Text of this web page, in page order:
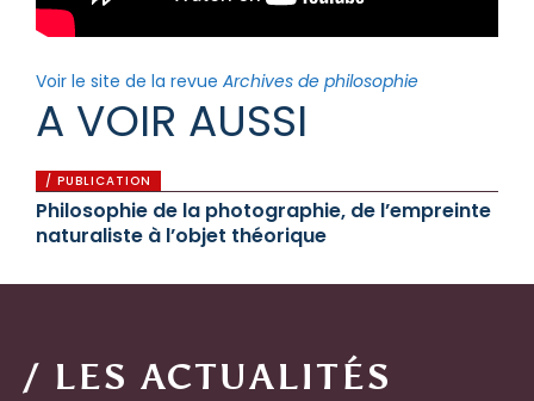
Voir le site de la revue Archives de philosophie
A VOIR AUSSI
/ PUBLICATION
Philosophie de la photographie, de l’empreinte
naturaliste à l’objet théorique
/ LES ACTUALITÉS